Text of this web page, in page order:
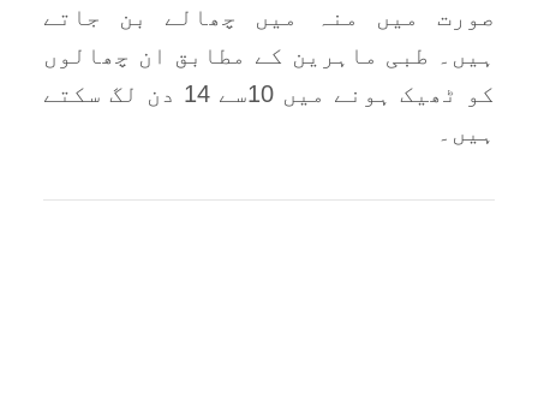
صورت میں منہ میں چھالے بن جاتے
ہیں۔ طبی ماہرین کے مطابق ان چھالوں
کو ٹھیک ہونے میں 10سے 14 دن لگ سکتے
ہیں۔